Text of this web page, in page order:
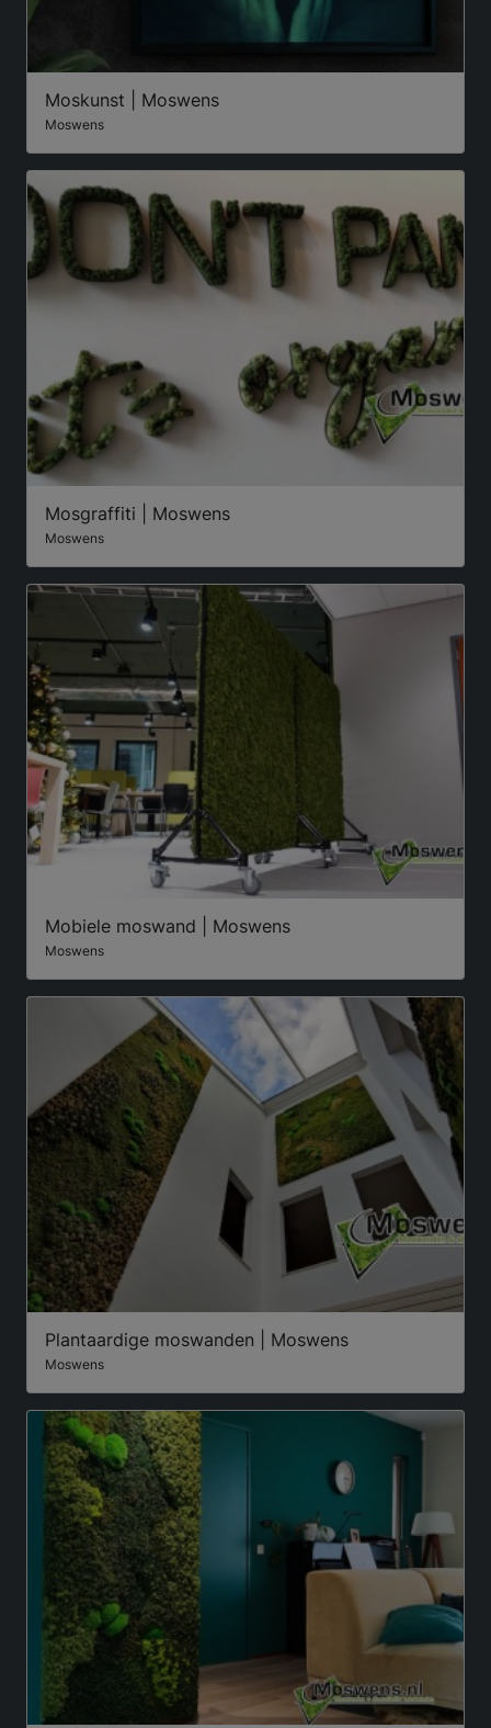
Moskunst | Moswens
Moswens
Mosgraffiti | Moswens
Moswens
Mobiele moswand | Moswens
Moswens
Plantaardige moswanden | Moswens
Moswens